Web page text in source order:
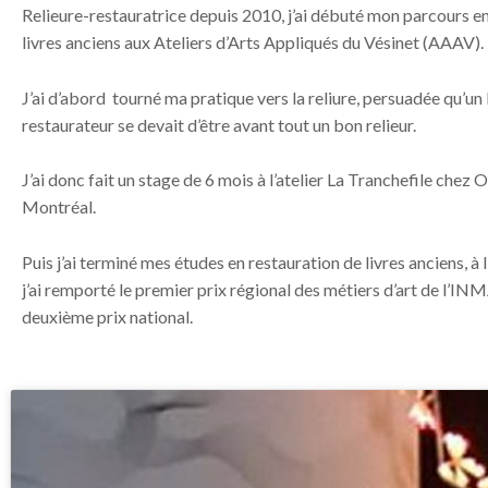
Relieure-restauratrice depuis 2010, j’ai débuté mon parcours
livres anciens aux Ateliers d’Arts Appliqués du Vésinet (AAAV).
J’ai d’abord tourné ma pratique vers la reliure, persuadée
restaurateur se devait d’être avant tout un bon relieur.
J’ai donc fait un stage de 6 mois à l’atelier La Tranchefile chez
Montréal.
Puis j’ai terminé mes études en restauration de livres anciens, à
j’ai remporté le premier prix régional des métiers d’art de
deuxième prix national.